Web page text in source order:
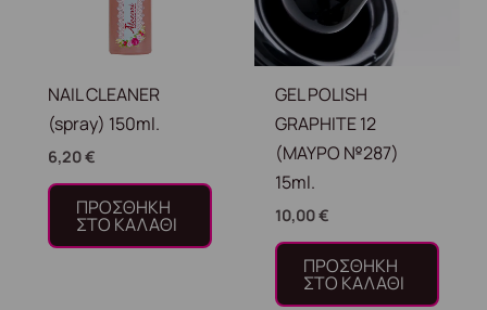
NAIL CLEANER
(spray) 150ml.
6,20€
ΠΡΟΣΘΉΚΗ
ΣΤΟ ΚΑΛΆΘΙ
GEL POLISH
GRAPHITE 12
(ΜΑΥΡΟ №287)
15ml.
10,00€
ΠΡΟΣΘΉΚΗ
ΣΤΟ ΚΑΛΆΘΙ